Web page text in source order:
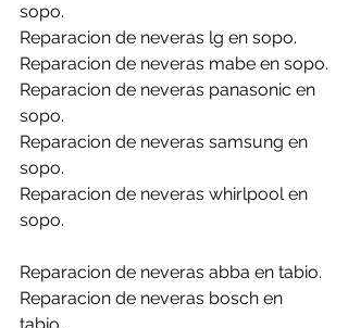
sopo.
Reparacion de neveras lg en sopo.
Reparacion de neveras mabe en sopo.
Reparacion de neveras panasonic en
sopo.
Reparacion de neveras samsung en
sopo.
Reparacion de neveras whirlpool en
sopo.
Reparacion de neveras abba en tabio.
Reparacion de neveras bosch en